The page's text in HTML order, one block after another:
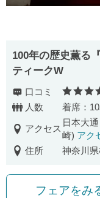
100年の歴史薫る
ティークW
口コミ
人数
着席：
アクセス
日本大
崎) アク
住所
神奈川
フェアをみ